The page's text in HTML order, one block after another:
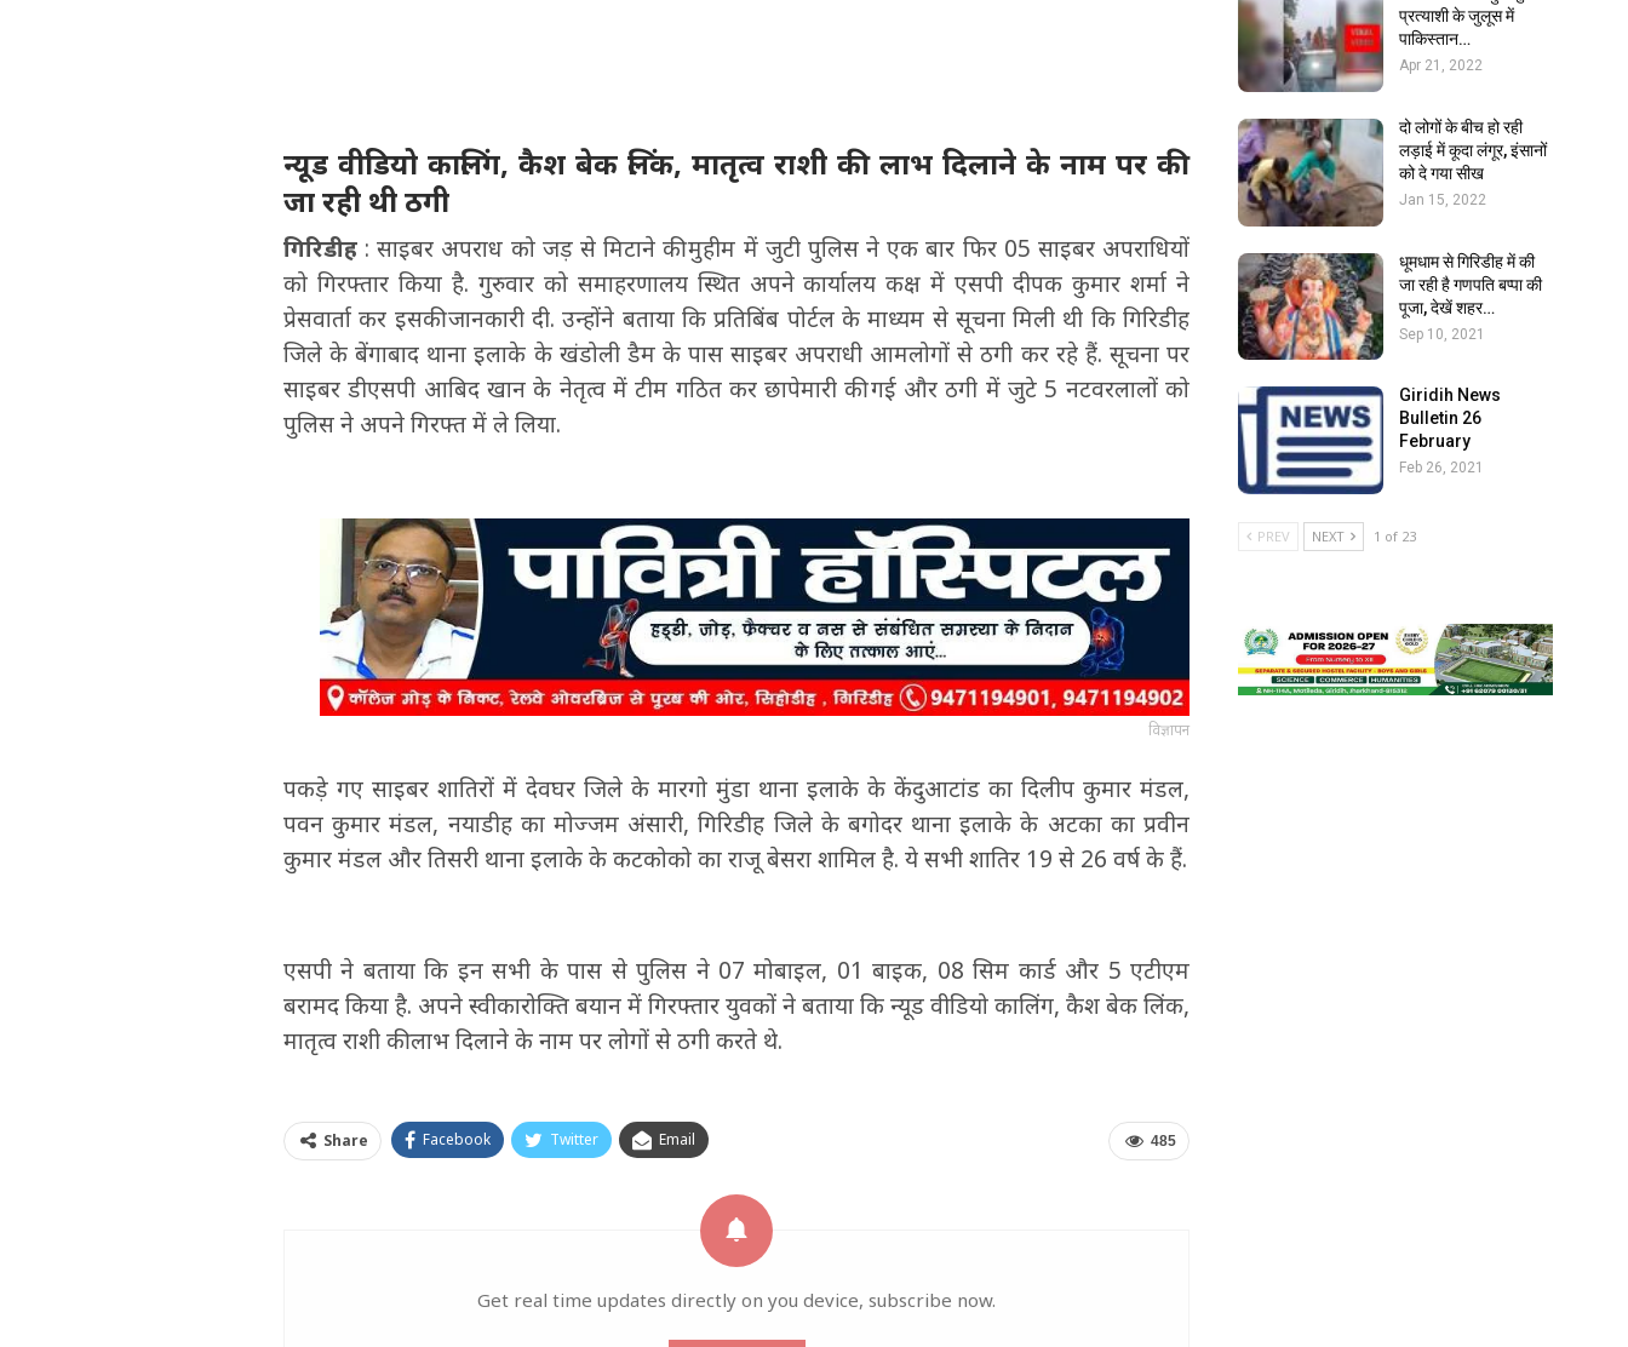
न्यूड वीडियो कालिंग, कैश बेक लिंक, मातृत्व राशी की लाभ दिलाने के नाम पर की
जा रही थी ठगी
गिरिडीह : साइबर अपराध को जड़ से मिटाने की मुहीम में जुटी पुलिस ने एक बार फिर 05 साइबर अपराधियों
को गिरफ्तार किया है. गुरुवार को समाहरणालय स्थित अपने कार्यालय कक्ष में एसपी दीपक कुमार शर्मा ने
प्रेसवार्ता कर इसकी जानकारी दी. उन्होंने बताया कि प्रतिबिंब पोर्टल के माध्यम से सूचना मिली थी कि गिरिडीह
जिले के बेंगाबाद थाना इलाके के खंडोली डैम के पास साइबर अपराधी आमलोगों से ठगी कर रहे हैं. सूचना पर
साइबर डीएसपी आबिद खान के नेतृत्व में टीम गठित कर छापेमारी की गई और ठगी में जुटे 5 नटवरलालों को
पुलिस ने अपने गिरफ्त में ले लिया.
विज्ञापन
पकड़े गए साइबर शातिरों में देवघर जिले के मारगो मुंडा थाना इलाके के केंदुआटांड का दिलीप कुमार मंडल,
पवन कुमार मंडल, नयाडीह का मोज्जम अंसारी, गिरिडीह जिले के बगोदर थाना इलाके के अटका का प्रवीन
कुमार मंडल और तिसरी थाना इलाके के कटकोको का राजू बेसरा शामिल है. ये सभी शातिर 19 से 26 वर्ष के हैं.
एसपी ने बताया कि इन सभी के पास से पुलिस ने 07 मोबाइल, 01 बाइक, 08 सिम कार्ड और 5 एटीएम
बरामद किया है. अपने स्वीकारोक्ति बयान में गिरफ्तार युवकों ने बताया कि न्यूड वीडियो कालिंग, कैश बेक लिंक,
मातृत्व राशी की लाभ दिलाने के नाम पर लोगों से ठगी करते थे.
485
Share Facebook Twitter Email
Get real time updates directly on you device, subscribe now.
प्रत्याशी के जुलूस में
पाकिस्तान…
Apr 21, 2022
दो लोगों के बीच हो रही
लड़ाई में कूदा लंगूर, इंसानों
को दे गया सीख
Jan 15, 2022
धूमधाम से गिरिडीह में की
जा रही है गणपति बप्पा की
पूजा, देखें शहर…
Sep 10, 2021
Giridih News
Bulletin 26
February
Feb 26, 2021
PREV NEXT 1 of 23